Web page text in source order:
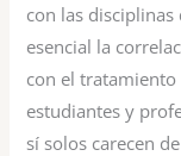
con las
esencial la
con el
estudiantes y
sí solos carecen